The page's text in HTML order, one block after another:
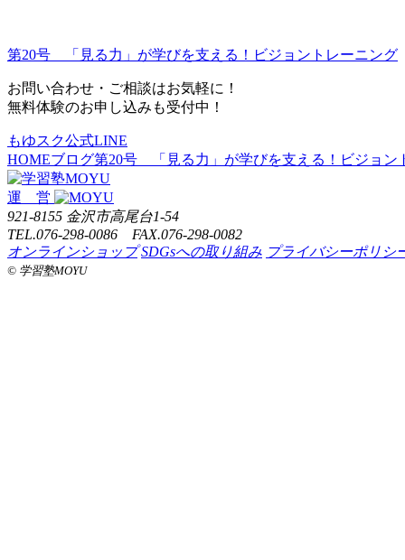
第20号 「見る力」が学びを支える！ビジョントレーニング
お問い合わせ・ご相談はお気軽に！
無料体験のお申し込みも受付中！
もゆスク公式LINE
HOMEブログ第20号 「見る力」が学びを支える！ビジョン
運 営
921-8155 金沢市高尾台1-54
TEL.076-298-0086 FAX.076-298-0082
オンラインショップ SDGsへの取り組み プライバシーポリシ
©️ 学習塾MOYU